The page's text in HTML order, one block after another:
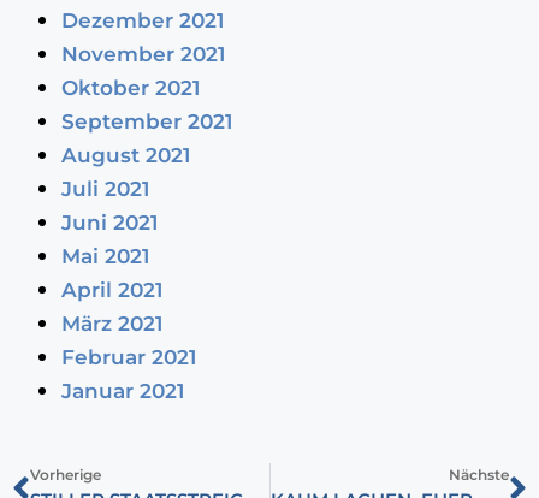
Dezember 2021
November 2021
Oktober 2021
September 2021
August 2021
Juli 2021
Juni 2021
Mai 2021
April 2021
März 2021
Februar 2021
Januar 2021
Vorherige Nächste